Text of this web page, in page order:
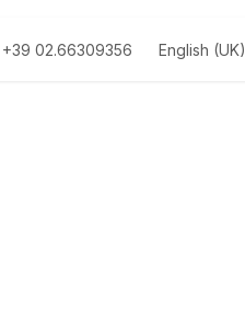
+39 02.66309356 English (UK)